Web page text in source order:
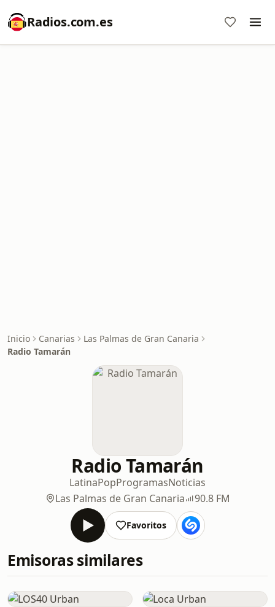
Radios.com.es
Inicio Canarias
Las Palmas de Gran Canaria
Radio Tamarán
Radio Tamarán
LatinaPopProgramasNoticias
Las Palmas de Gran Canaria
90.8 FM
Favoritos
Emisoras similares